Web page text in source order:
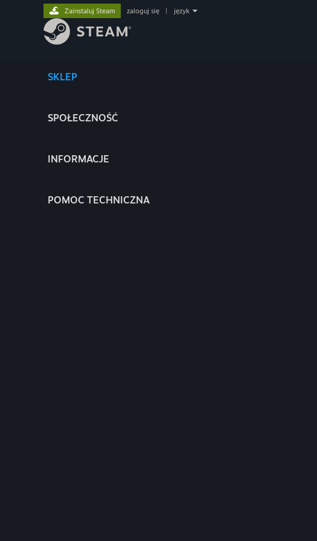
SKLEP
SPOŁECZNOŚĆ
INFORMACJE
POMOC TECHNICZNA
Zainstaluj Steam zaloguj się język